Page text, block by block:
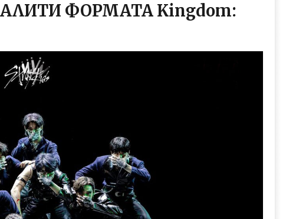
ФОРМАТА Kingdom: